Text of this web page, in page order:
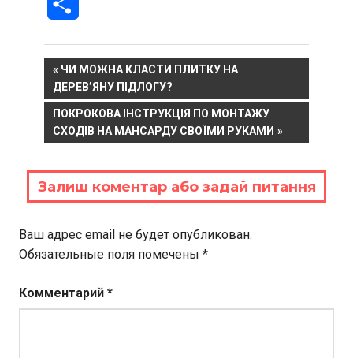
Навигация
по
записям
PREVIOUS
POST:
ЧИ МОЖНА КЛАСТИ ПЛИТКУ НА
ДЕРЕВ’ЯНУ ПІДЛОГУ?
NEXT
POST:
ПОКРОКОВА ІНСТРУКЦІЯ ПО МОНТАЖУ
СХОДІВ НА МАНСАРДУ СВОЇМИ РУКАМИ
Залиш коментар або задай питання
Ваш адрес email не будет опубликован.
Обязательные поля помечены *
Комментарий *